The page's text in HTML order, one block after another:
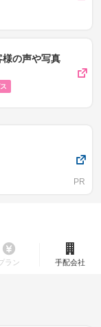
の声や写真​
ラン 手配会社